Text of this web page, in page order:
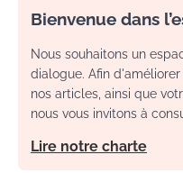
Bienvenue dans
Nous souhaitons un
dialogue. Afin
nos articles, ainsi que
nous vous invitons à
Lire notre charte